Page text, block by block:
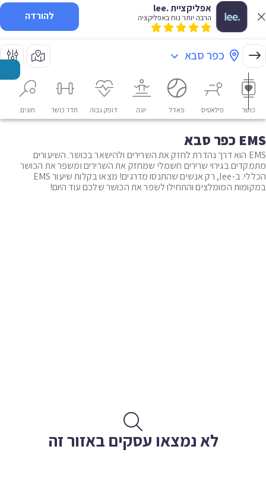
אפליקציית .lee
הרבה יותר נוח באפליקציה להורדה
כפר סבא
כושר פילאטיס פאדל יוגה דופק גבוה חדר כושר חוגים
EMS כפר סבא
EMS הוא דרך נהדרת לחזק את השרירים ולהישאר בכושר. השיעורים
מתמקדים בגירוי שרירים חשמלי שמחזק את השרירים ומשפר את הכושר
הכללי. ב-lee, רק אנשים שהתנסו מדרגים! מצאו בקלות שיעור EMS
במקומות המומלצים והתחילו לשפר את הכושר שלכם עוד היום!
לא נמצאו עסקים באזור זה